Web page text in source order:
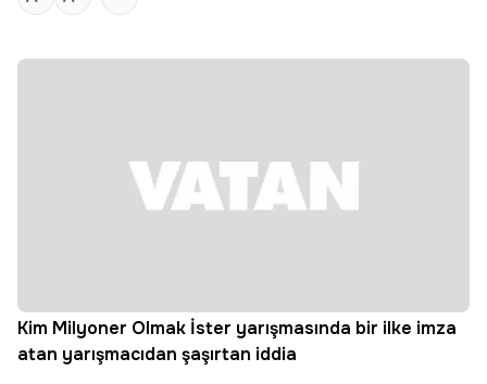
Kim Milyoner Olmak İster yarışmasında bir ilke imza
atan yarışmacıdan şaşırtan iddia